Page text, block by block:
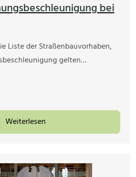
bei
Liste der Straßenbauvorhaben,
gelten…
Weiterlesen